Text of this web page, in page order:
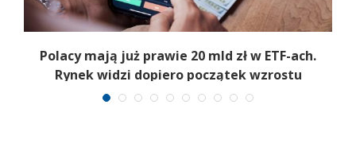
Polacy mają już prawie 20 mld zł w ETF-ach.
Rynek widzi dopiero początek wzrostu